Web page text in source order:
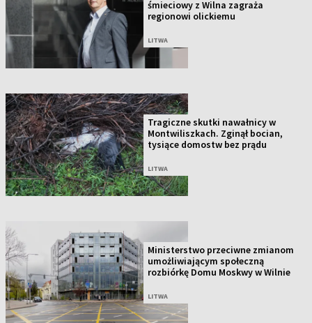
śmieciowy z Wilna zagraża
regionowi olickiemu
LITWA
Tragiczne skutki nawałnicy w
Montwiliszkach. Zginął bocian,
tysiące domostw bez prądu
LITWA
Ministerstwo przeciwne zmianom
umożliwiającym społeczną
rozbiórkę Domu Moskwy w Wilnie
LITWA